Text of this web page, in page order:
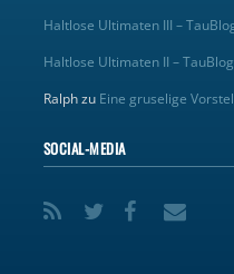
Haltlose Ultimaten III –
Haltlose Ultimaten II – TauBlog
Ralphzu Eine gruselige
SOCIAL-MEDIA